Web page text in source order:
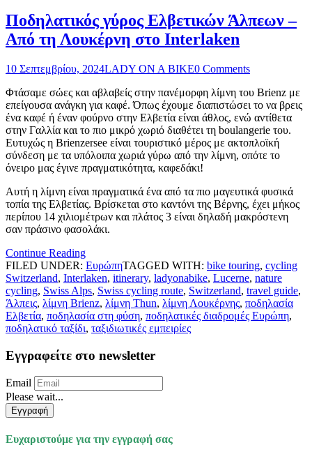
Ποδηλατικός γύρος Ελβετικών Άλπεων –
Από τη Λουκέρνη στο Interlaken
10 Σεπτεμβρίου, 2024LADY ON A BIKE0 Comments
Φτάσαμε σώες και αβλαβείς στην πανέμορφη λίμνη του Brienz με
επείγουσα ανάγκη για καφέ. Όπως έχουμε διαπιστώσει το να βρεις
ένα καφέ ή έναν φούρνο στην Ελβετία είναι άθλος, ενώ αντίθετα
στην Γαλλία και το πιο μικρό χωριό διαθέτει τη boulangerie του.
Ευτυχώς η Brienzersee είναι τουριστικό μέρος με ακτοπλοϊκή
σύνδεση με τα υπόλοιπα χωριά γύρω από την λίμνη, οπότε το
όνειρο μας έγινε πραγματικότητα, καφεδάκι!
Αυτή η λίμνη είναι πραγματικά ένα από τα πιο μαγευτικά φυσικά
τοπία της Ελβετίας. Βρίσκεται στο καντόνι της Βέρνης, έχει μήκος
περίπου 14 χιλιομέτρων και πλάτος 3 είναι δηλαδή μακρόστενη
σαν πράσινο φασολάκι.
Continue Reading
FILED UNDER: ΕυρώπηTAGGED WITH: bike touring, cycling
Switzerland, Interlaken, itinerary, ladyonabike, Lucerne, nature
cycling, Swiss Alps, Swiss cycling route, Switzerland, travel guide,
Άλπεις, λίμνη Brienz, λίμνη Thun, λίμνη Λουκέρνης, ποδηλασία
Ελβετία, ποδηλασία στη φύση, ποδηλατικές διαδρομές Ευρώπη,
ποδηλατικό ταξίδι, ταξιδιωτικές εμπειρίες
Εγγραφείτε στο newsletter
Email
Please wait...
Εγγραφή
Ευχαριστούμε για την εγγραφή σας